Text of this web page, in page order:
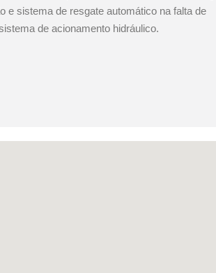
e sistema de resgate automático na falta de
de acionamento hidráulico.